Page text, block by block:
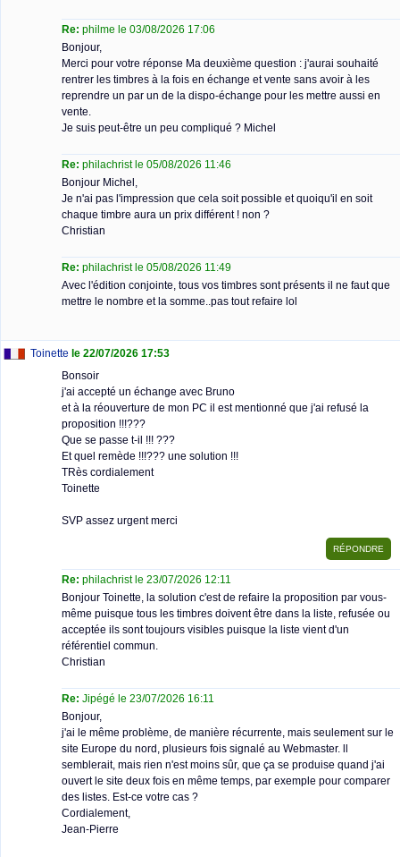
Re: philme le 03/08/2026 17:06
Bonjour,
Merci pour votre réponse Ma deuxième question : j'aurai souhaité
rentrer les timbres à la fois en échange et vente sans avoir à les
reprendre un par un de la dispo-échange pour les mettre aussi en
vente.
Je suis peut-être un peu compliqué ? Michel
Re: philachrist le 05/08/2026 11:46
Bonjour Michel,
Je n'ai pas l'impression que cela soit possible et quoiqu'il en soit
chaque timbre aura un prix différent ! non ?
Christian
Re: philachrist le 05/08/2026 11:49
Avec l'édition conjointe, tous vos timbres sont présents il ne faut que
mettre le nombre et la somme..pas tout refaire lol
Toinette le 22/07/2026 17:53
Bonsoir
j'ai accepté un échange avec Bruno
et à la réouverture de mon PC il est mentionné que j'ai refusé la
proposition !!!???
Que se passe t-il !!! ???
Et quel remède !!!??? une solution !!!
TRès cordialement
Toinette
SVP assez urgent merci
Re: philachrist le 23/07/2026 12:11
Bonjour Toinette, la solution c'est de refaire la proposition par vous-
même puisque tous les timbres doivent être dans la liste, refusée ou
acceptée ils sont toujours visibles puisque la liste vient d'un
référentiel commun.
Christian
Re: Jipégé le 23/07/2026 16:11
Bonjour,
j'ai le même problème, de manière récurrente, mais seulement sur le
site Europe du nord, plusieurs fois signalé au Webmaster. ll
semblerait, mais rien n'est moins sûr, que ça se produise quand j'ai
ouvert le site deux fois en même temps, par exemple pour comparer
des listes. Est-ce votre cas ?
Cordialement,
Jean-Pierre